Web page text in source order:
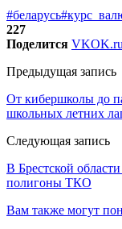
#беларусь
227
Поделится VKOK.ru
Предыдущая запись
От кибершколы до
школьных летних
Следующая запись
В Брестской
полигоны ТКО
Вам также могут